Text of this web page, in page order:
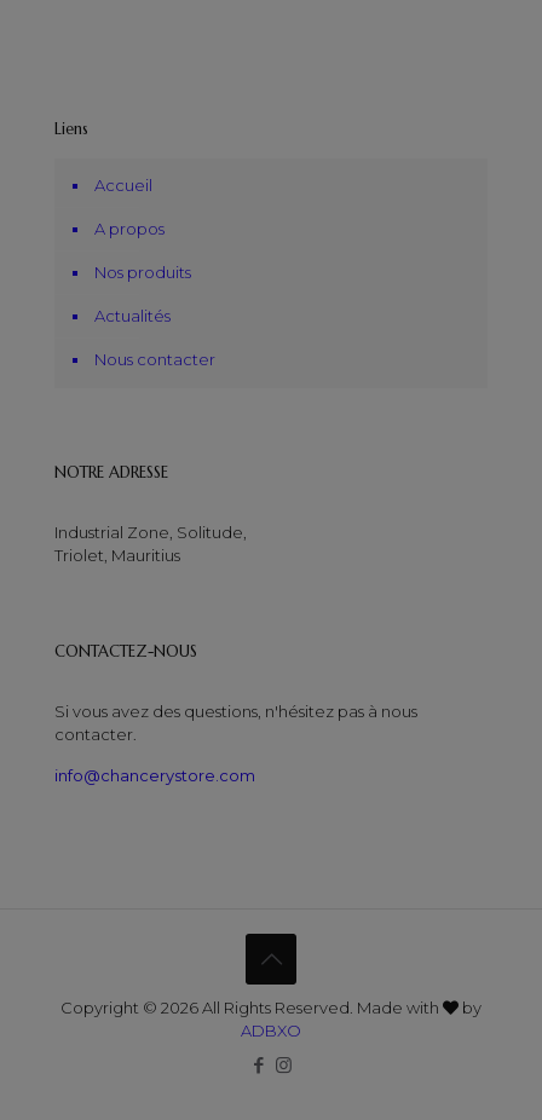
Liens
Accueil
A propos
Nos produits
Actualités
Nous contacter
NOTRE ADRESSE
Industrial Zone, Solitude,
Triolet, Mauritius
CONTACTEZ-NOUS
Si vous avez des questions, n'hésitez pas à nous
contacter.
info@chancerystore.com
Copyright © 2026 All Rights Reserved. Made with
by
ADBXO